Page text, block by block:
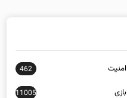
امنيت 462
بازی 11005